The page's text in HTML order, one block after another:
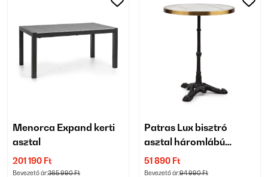
Menorca Expand kerti
asztal
201 190 Ft
Bevezető ár:365 990 Ft
Patras Lux bisztró
asztal háromlábú
talapzattal
51 890 Ft
Bevezető ár:94 990 Ft